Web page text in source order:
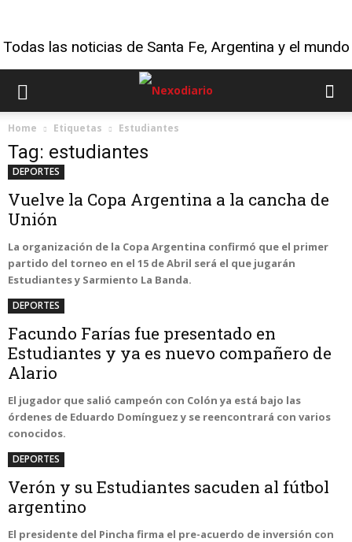
Todas las noticias de Santa Fe, Argentina y el mundo
Home Etiquetas Estudiantes
Tag: estudiantes
DEPORTES
Vuelve la Copa Argentina a la cancha de
Unión
La organización de la Copa Argentina confirmó que el primer
partido del torneo en el 15 de Abril será el que jugarán
Estudiantes y Sarmiento La Banda.
DEPORTES
Facundo Farías fue presentado en
Estudiantes y ya es nuevo compañero de
Alario
El jugador que salió campeón con Colón ya está bajo las
órdenes de Eduardo Domínguez y se reencontrará con varios
conocidos.
DEPORTES
Verón y su Estudiantes sacuden al fútbol
argentino
El presidente del Pincha firma el pre-acuerdo de inversión con